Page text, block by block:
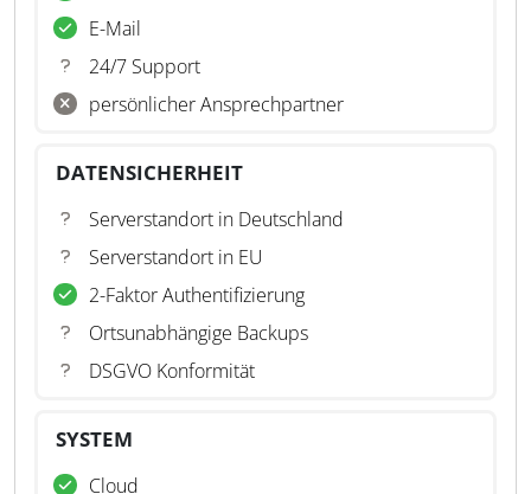
E-Mail
24/7 Support
persönlicher Ansprechpartner
DATENSICHERHEIT
Serverstandort in Deutschland
Serverstandort in EU
2-Faktor Authentifizierung
Ortsunabhängige Backups
DSGVO Konformität
SYSTEM
Cloud